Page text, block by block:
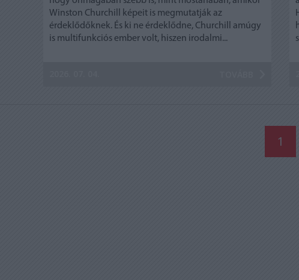
Winston Churchill képeit is megmutatják az
érdeklődőknek. És ki ne érdeklődne, Churchill amúgy
is multifunkciós ember volt, hiszen irodalmi...
1